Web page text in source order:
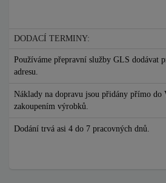
DODACÍ TERMINY:
Používáme přepravní služby GLS dodávat
adresu.
Náklady na dopravu jsou přidány přímo do
zakoupením výrobků.
Dodání trvá asi 4 do 7 pracovných dnů.